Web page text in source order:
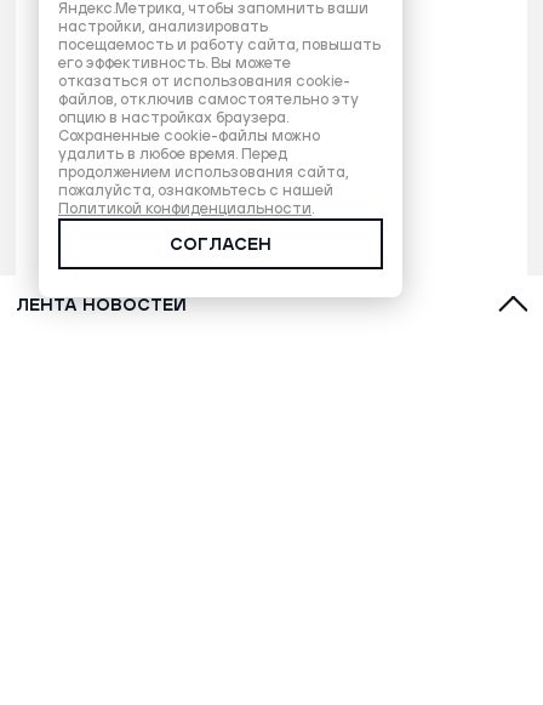
ЛЕНТА НОВОСТЕЙ
Яндекс.Метрика, чтобы запомнить ваши
настройки, анализировать
посещаемость и работу сайта, повышать
его эффективность. Вы можете
отказаться от использования cookie-
файлов, отключив самостоятельно эту
опцию в настройках браузера.
Сохраненные cookie-файлы можно
удалить в любое время. Перед
продолжением использования сайта,
пожалуйста, ознакомьтесь с нашей
Политикой конфиденциальности.
СОГЛАСЕН